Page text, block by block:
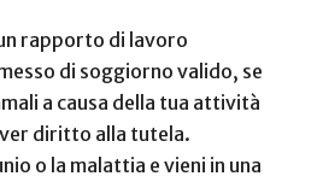
rapporto di lavoro
di soggiorno valido, se
a causa della tua attività
diritto alla tutela.
o la malattia e vieni in una